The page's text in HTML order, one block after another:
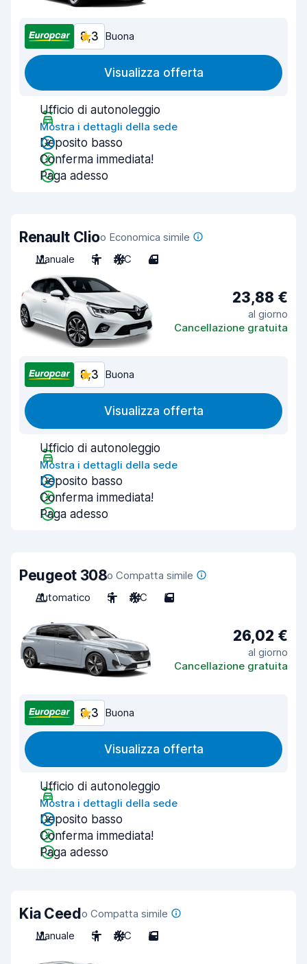
8,3 Buona
Visualizza offerta
Ufficio di autonoleggio
Mostra i dettagli della sede
Deposito basso
Conferma immediata!
Paga adesso
Renault Clioo Economica simile
Manuale
5 A/C 4
23,88 €
al giorno
Cancellazione gratuita
8,3 Buona
Visualizza offerta
Ufficio di autonoleggio
Mostra i dettagli della sede
Deposito basso
Conferma immediata!
Paga adesso
Peugeot 308o Compatta simile
Automatico
5 A/C 5
26,02 €
al giorno
Cancellazione gratuita
8,3 Buona
Visualizza offerta
Ufficio di autonoleggio
Mostra i dettagli della sede
Deposito basso
Conferma immediata!
Paga adesso
Kia Ceedo Compatta simile
Manuale
5 A/C 5